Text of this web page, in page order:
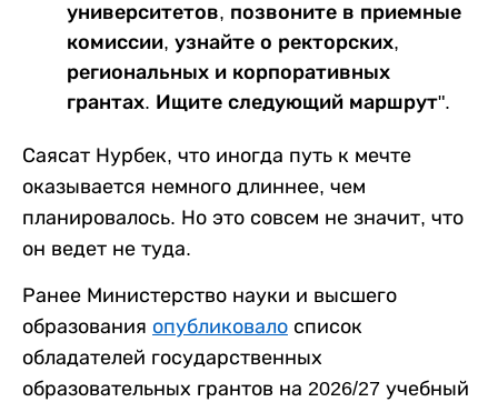
университетов, позвоните в приемные
комиссии, узнайте о ректорских,
региональных и корпоративных
грантах. Ищите следующий маршрут".
Саясат Нурбек, что иногда путь к мечте
оказывается немного длиннее, чем
планировалось. Но это совсем не значит, что
он ведет не туда.
Ранее Министерство науки и высшего
образования опубликовало список
обладателей государственных
образовательных грантов на 2026/27 учебный